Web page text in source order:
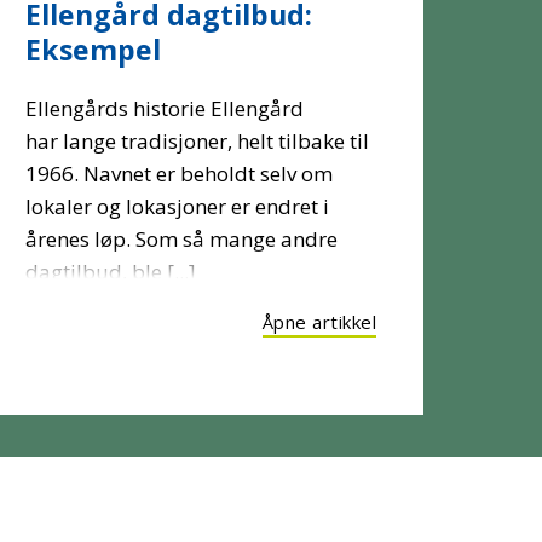
Ellengård dagtilbud:
Eksempel
Ellengårds historie Ellengård
har lange tradisjoner, helt tilbake til
1966. Navnet er beholdt selv om
lokaler og lokasjoner er endret i
årenes løp. Som så mange andre
dagtilbud, ble [...]
Åpne artikkel